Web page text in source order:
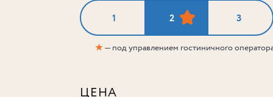
1 2 3
★— под управлением гостиничного
ЦЕНА